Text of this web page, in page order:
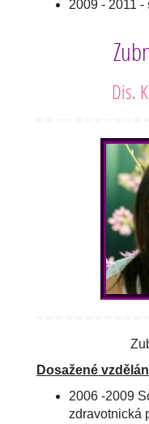
2009 - 2011
Dis.
Dosažené
2006 -2009
zdravotnická